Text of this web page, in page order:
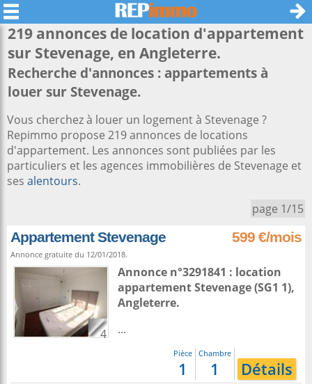
219 annonces de location d'appartement
sur Stevenage, en Angleterre.
Recherche d'annonces : appartements à
louer sur Stevenage.
Vous cherchez à louer un logement à Stevenage ?
Repimmo propose 219 annonces de locations
d'appartement. Les annonces sont publiées par les
particuliers et les agences immobilières de Stevenage et
ses alentours.
page 1/15
Appartement Stevenage 599 €/mois
Annonce gratuite du 12/01/2018.
4
Annonce n°3291841 : location
appartementStevenage(SG1 1),
Angleterre.
...
Pièce
1
Chambre
1 Détails